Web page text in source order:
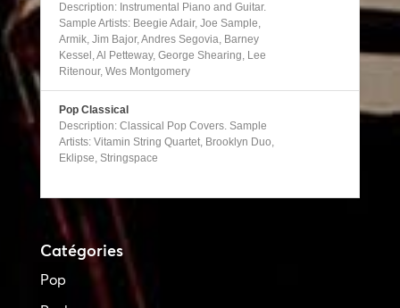
Description: Instrumental Piano and Guitar.
Sample Artists: Beegie Adair, Joe Sample,
Armik, Jim Bajor, Andres Segovia, Barney
Kessel, Al Petteway, George Shearing, Lee
Ritenour, Wes Montgomery
Pop Classical
Description: Classical Pop Covers. Sample
Artists: Vitamin String Quartet, Brooklyn Duo,
Eklipse, Stringspace
Catégories
Pop